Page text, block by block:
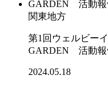
関東地方
第1回ウェルビー
GARDEN 活動報
2024.05.18